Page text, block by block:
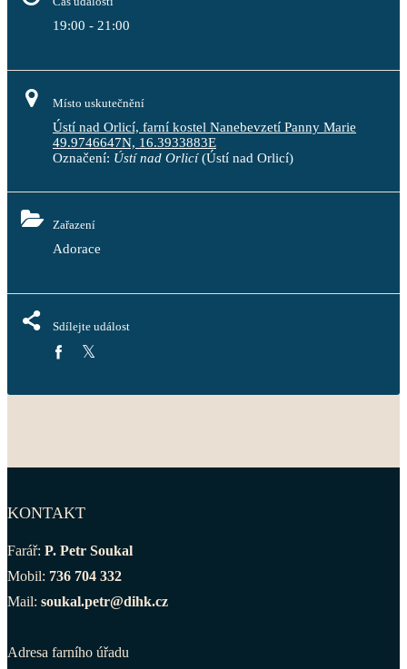
19:00 - 21:00
Místo uskutečnění
Ústí nad Orlicí, farní kostel Nanebevzetí Panny Marie
49.9746647N, 16.3933883E
Označení: Ústí nad Orlicí(Ústí nad Orlicí)
Zařazení
Adorace
Sdílejte událost
KONTAKT
Farář: P. Petr Soukal
Mobil: 736 704 332
Mail: soukal.petr@dihk.cz
Adresa farního úřadu